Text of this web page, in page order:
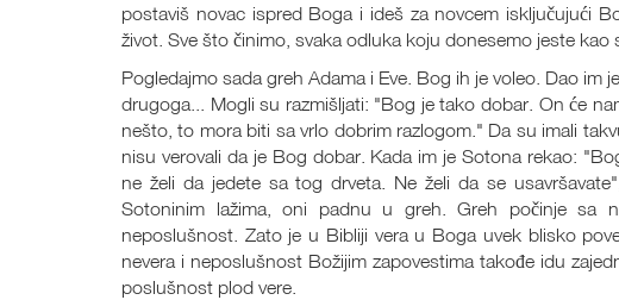
postaviš novac ispred Boga i ideš za novcem isključujući
život. Sve što činimo, svaka odluka koju donesemo jeste kao
Pogledajmo sada greh Adama i Eve. Bog ih je voleo. Dao im
drugoga... Mogli su razmišljati: "Bog je tako dobar. On će
nešto, to mora biti sa vrlo dobrim razlogom." Da su imali
nisu verovali da je Bog dobar. Kada im je Sotona rekao:
ne želi da jedete sa tog drveta. Ne želi da se
Sotoninim lažima, oni padnu u greh. Greh počinje sa
neposlušnost. Zato je u Bibliji vera u Boga uvek blisko
nevera i neposlušnost Božijim zapovestima takođe idu
poslušnost plod vere.